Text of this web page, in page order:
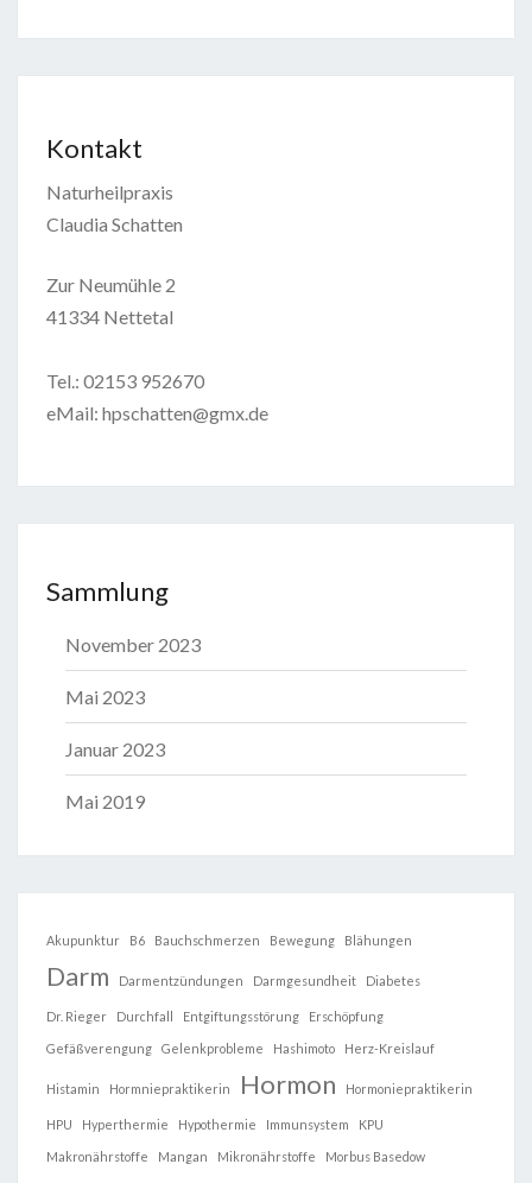
Kontakt
Naturheilpraxis
Claudia Schatten
Zur Neumühle 2
41334 Nettetal
Tel.: 02153 952670
eMail: hpschatten@gmx.de
Sammlung
November 2023
Mai 2023
Januar 2023
Mai 2019
Akupunktur B6 Bauchschmerzen Bewegung Blähungen
Darm Darmentzündungen Darmgesundheit Diabetes
Dr. Rieger Durchfall Entgiftungsstörung Erschöpfung
Gefäßverengung Gelenkprobleme Hashimoto Herz-Kreislauf
Histamin Hormniepraktikerin Hormon Hormoniepraktikerin
HPU Hyperthermie Hypothermie Immunsystem KPU
Makronährstoffe Mangan Mikronährstoffe Morbus Basedow